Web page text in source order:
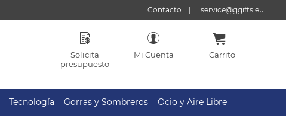
Contacto service@ggifts.eu
Solicita
presupuesto
Mi Cuenta Carrito
Tecnología Gorras y Sombreros Ocio y Aire Libre